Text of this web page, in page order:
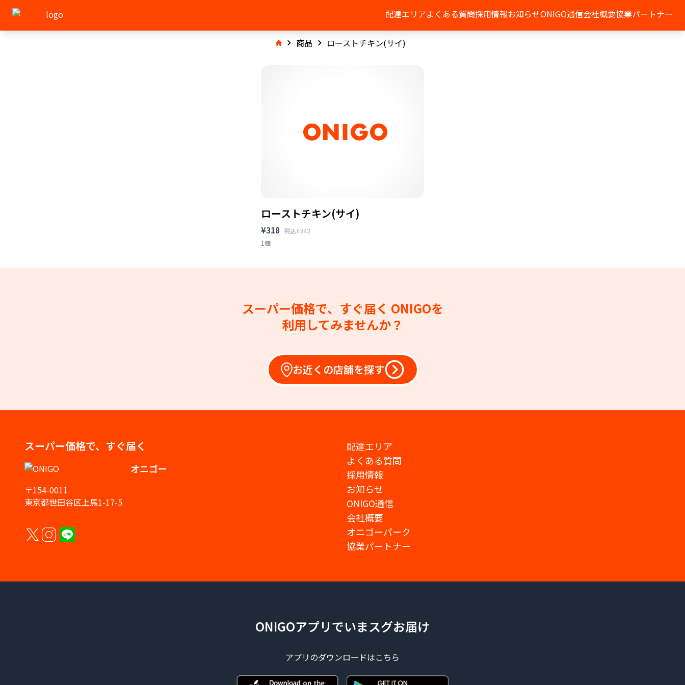
配達エリアよくある質問採用情報お知らせONIGO通信会社概要協業パートナー
商品 ローストチキン(サイ)
ローストチキン(サイ)
¥318 税込¥343
1個
スーパー価格で、すぐ届く ONIGOを
利用してみませんか？
お近くの店舗を探す
スーパー価格で、すぐ届く
オニゴー
〒154-0011
東京都世田谷区上馬1-17-5
配達エリア
よくある質問
採用情報
お知らせ
ONIGO通信
会社概要
オニゴーパーク
協業パートナー
ONIGOアプリでいまスグお届け
アプリのダウンロードはこちら